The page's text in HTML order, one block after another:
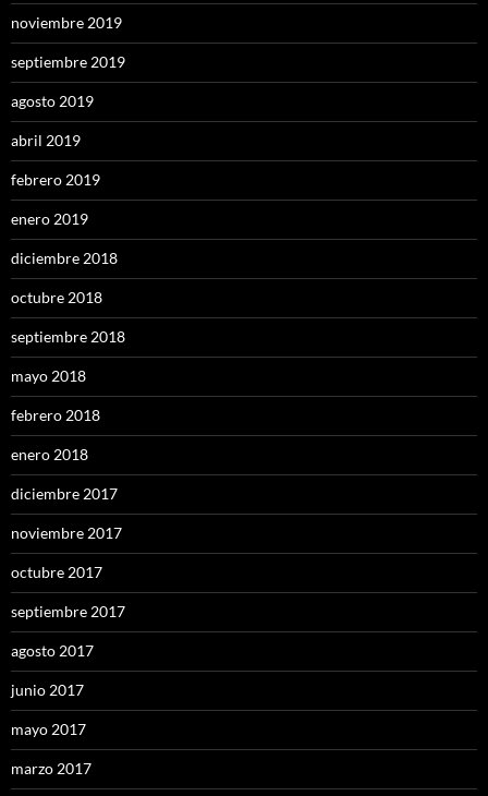
noviembre 2019
septiembre 2019
agosto 2019
abril 2019
febrero 2019
enero 2019
diciembre 2018
octubre 2018
septiembre 2018
mayo 2018
febrero 2018
enero 2018
diciembre 2017
noviembre 2017
octubre 2017
septiembre 2017
agosto 2017
junio 2017
mayo 2017
marzo 2017